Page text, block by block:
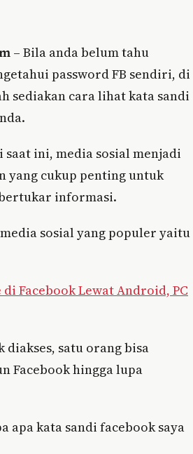
– Bila anda belum tahu
password FB sendiri, di
sediakan cara lihat kata sandi
ini, media sosial menjadi
yang cukup penting untuk
informasi.
sosial yang populer yaitu
di Facebook Lewat Android, PC
diakses, satu orang bisa
Facebook hingga lupa
apa kata sandi facebook saya